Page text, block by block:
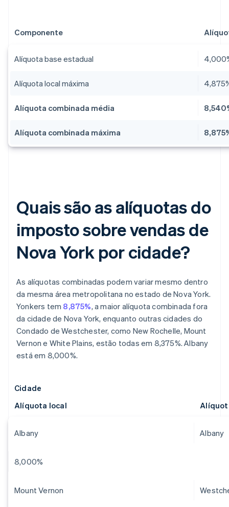
Componente
Alíquota base estadual
Alíquota local máxima
Alíquota combinada média
Alíquota combinada máxima
Quais são as alíquotas do
imposto sobre vendas de
Nova York por cidade?
As alíquotas combinadas podem variar mesmo dentro
da mesma área metropolitana no estado de Nova York.
Yonkers tem 8,875%, a maior alíquota combinada fora
da cidade de Nova York, enquanto outras cidades do
Condado de Westchester, como New Rochelle, Mount
Vernon e White Plains, estão todas em 8,375%. Albany
está em 8,000%.
Cidade
Alíquota local
Albany Albany
8,000%
Mount Vernon